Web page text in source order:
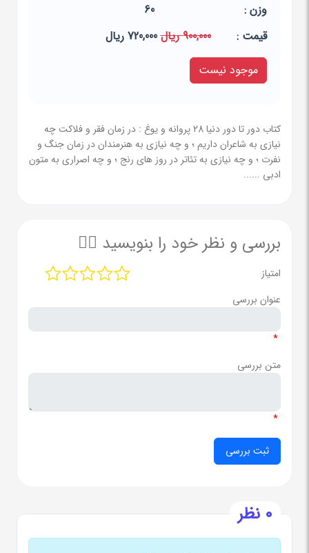
وزن :
60
قيمت :
900,000 ریال
720,000 ریال
موجود نیست
کتاب دور تا دور دنیا 28 پروانه و یوغ : در زمان فقر و فلاکت چه
نیازی به شاعران داریم ؛ و چه نیازی به هنرمندان در زمان جنگ و
نفرت ؛ و چه نیازی به تئاتر در روز های رنج ؛ و چه اصراری به متون
ادبی ......
بررسی و نظر خود را بنویسید ✍🏻
امتیاز
عنوان بررسی
*
متن بررسی
*
0 نظر